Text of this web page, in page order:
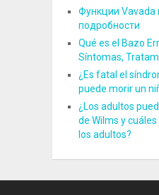
Функции Vavada
подробности
Qué es el Bazo
Síntomas,
¿Es fatal el
puede morir un
¿Los adultos
de Wilms y
los adultos?